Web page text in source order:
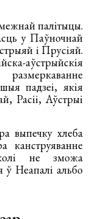
палітыцы.
у Паўночнай
і Прусіяй.
аўстрыйскія
падзеі, якія
Расіі, Аўстрыі
выпечку хлеба
канструяванне
не зможа
ў Неапалі альбо